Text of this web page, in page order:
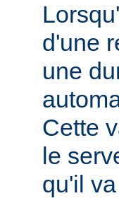
d'une
une
Cette
le
qu'il